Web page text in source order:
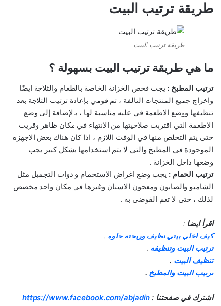
طريقة ترتيب البيت
طريقة ترتيب البيت
ما هي طريقة ترتيب البيت بسهولة ؟
ترتيب المطبخ : يجب فحص الخزانة الخاصة بالطعام والثلاجة ايضًا
واخراج جميع المنتجات التالفة ، ثم قومي بإعادة ترتيب الثلاجة بعد
تنظيفها ووضع الاطعمة في علبه مناسبة لها ، بالإضافة إلى وضع
الاطعمة التي اقتربت صلاحيتها من الانتهاء في مكان ظاهر وقريب
حتى يتم التخلص منها في الوقت اللازم ، اذا كان هناك بعض الاجهزة
الموجودة في المطبخ والتي لا يتم استخدامها بشكل كبير يجب
وضعها داخل الخزانة .
ترتيب الحمام : يجب وضع اغراض الاستحمام وادوات التجميل مثل
الشامبو والصابون ومعجون الاسنان وغيرها في مكان واحد مخصص
لذلك ، حتى لا تعم الفوضى به .
اقرأ ايضا :
كيف اخلي بيتي نظيف وريحته حلوه .
ترتيب البيت وتنظيفه .
تنظيف البيت .
ترتيب البيت والمطبخ .
اشترك في صفحتنا : https://www.facebook.com/abjadih